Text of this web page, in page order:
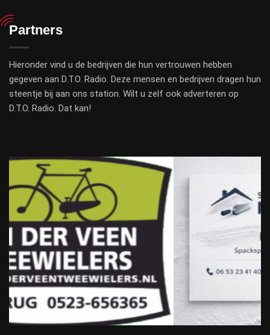
Partners
Hieronder vind u de bedrijven die hun vertrouwen hebben
gegeven aan D.T.O. Radio. Deze mensen en bedrijven dragen hun
steentje bij aan ons station. Wilt u zelf ook adverteren op
D.T.O. Radio. Dat kan!